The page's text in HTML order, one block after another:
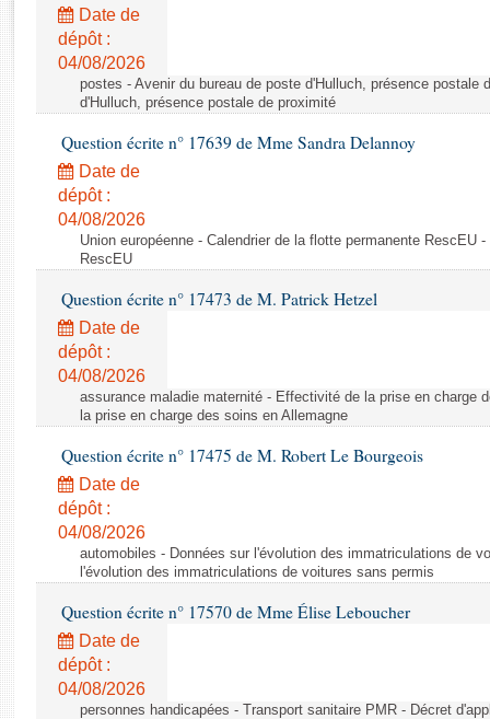
Rapports législatifs
Rapports sur l'application des lois
Baromètre de l’application des lois
Dossiers législatifs
Budget et sécurité sociale
Questions écrites et orales
Comptes rendus des débats
Date de
dépôt :
04/08/2026
postes - Avenir du bureau de poste d'Hulluch, présence postale
d'Hulluch, présence postale de proximité
Question écrite n° 17639 de Mme Sandra Delannoy
Date de
dépôt :
04/08/2026
Union européenne - Calendrier de la flotte permanente RescEU
RescEU
Question écrite n° 17473 de M. Patrick Hetzel
Date de
dépôt :
04/08/2026
assurance maladie maternité - Effectivité de la prise en charge
la prise en charge des soins en Allemagne
Question écrite n° 17475 de M. Robert Le Bourgeois
Date de
dépôt :
04/08/2026
automobiles - Données sur l'évolution des immatriculations de
l'évolution des immatriculations de voitures sans permis
Question écrite n° 17570 de Mme Élise Leboucher
Date de
dépôt :
04/08/2026
personnes handicapées - Transport sanitaire PMR - Décret